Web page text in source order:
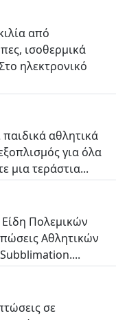
από
ισοθερμικά
ηλεκτρονικό
αθλητικά
για όλα
μια τεράστια...
Πολεμικών
Αθλητικών
σε